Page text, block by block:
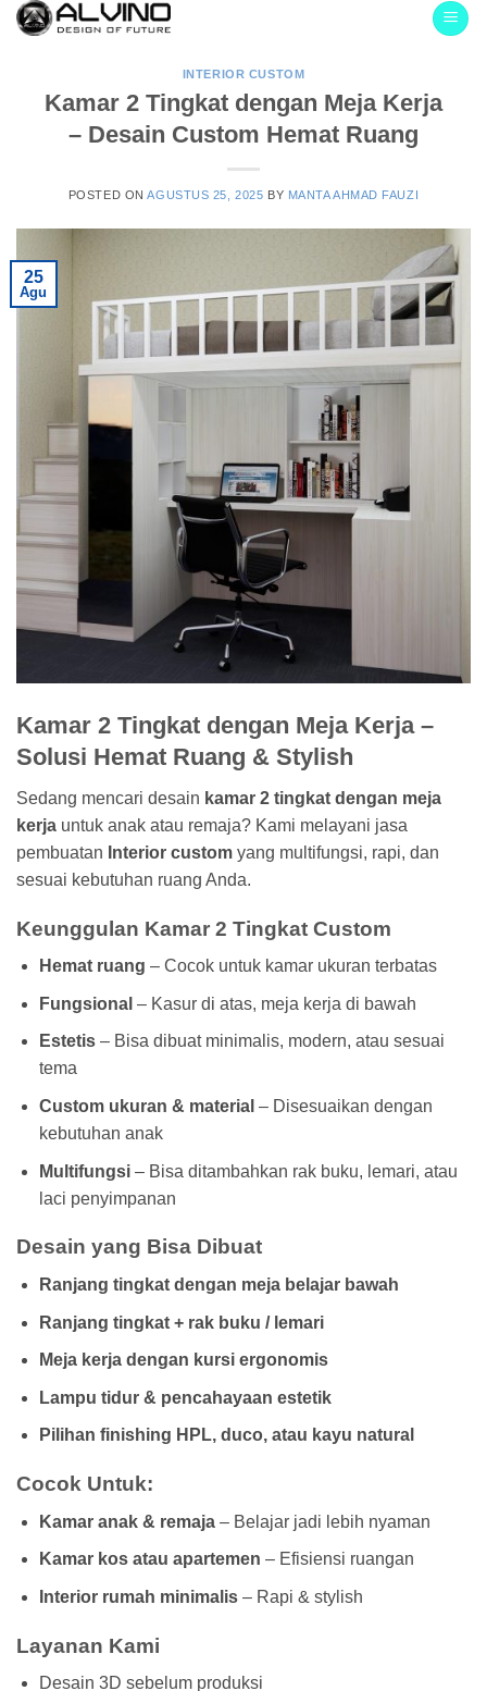
Skip
INTERIOR CUSTOM
Kamar 2 Tingkat dengan Meja Kerja
– Desain Custom Hemat Ruang
POSTED ONAGUSTUS 25, 2025 BY MANTA AHMAD FAUZI
25
Agu
Kamar 2 Tingkat dengan Meja Kerja –
Solusi Hemat Ruang & Stylish
Sedang mencari desain kamar 2 tingkat dengan meja
kerja untuk anak atau remaja? Kami melayani jasa
pembuatan Interior custom yang multifungsi, rapi, dan
sesuai kebutuhan ruang Anda.
Keunggulan Kamar 2 Tingkat Custom
Hemat ruang – Cocok untuk kamar ukuran terbatas
Fungsional – Kasur di atas, meja kerja di bawah
Estetis– Bisa dibuat minimalis, modern, atau sesuai
tema
Custom ukuran & material – Disesuaikan dengan
kebutuhan anak
Multifungsi– Bisa ditambahkan rak buku, lemari, atau
laci penyimpanan
Desain yang Bisa Dibuat
Ranjang tingkat dengan meja belajar bawah
Ranjang tingkat + rak buku / lemari
Meja kerja dengan kursi ergonomis
Lampu tidur & pencahayaan estetik
Pilihan finishing HPL, duco, atau kayu natural
Cocok Untuk:
Kamar anak & remaja– Belajar jadi lebih nyaman
Kamar kos atau apartemen – Efisiensi ruangan
Interior rumah minimalis– Rapi & stylish
Layanan Kami
Desain 3D sebelum produksi